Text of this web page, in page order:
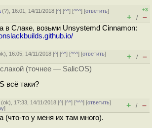
(?), 16:01, 14/11/2018 [^] [^^] [^^^] [ответить]
+3
+ / –
в Слаке, возьми Unsystemd Cinnamon:
), 16:05, 14/11/2018 [^] [^^] [^^^] [ответить]
+ / –
(точнее — SalicOS)
всё таки?
(ok), 17:33, 14/11/2018 [^] [^^] [^^^] [ответить]
] + / –
(что-то у меня их там много).